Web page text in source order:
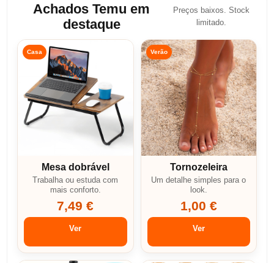
Achados Temu em
destaque
Preços baixos. Stock
limitado.
Casa
Mesa dobrável
Trabalha ou estuda com
mais conforto.
7,49 €
Ver
Verão
Tornozeleira
Um detalhe simples para o
look.
1,00 €
Ver